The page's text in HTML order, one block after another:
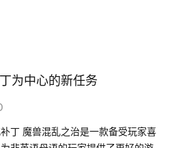
为中心的新任务
丁 魔兽混乱之治是一款备受玩家喜